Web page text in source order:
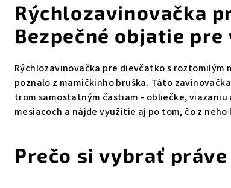
Rýchlozavinovačka
Bezpečné objatie pre
Rýchlozavinovačka pre dievčatko s
poznalo z mamičkinho bruška. Táto
trom samostatným častiam - obliečke,
mesiacoch a nájde využitie aj po tom, čo z
Prečo si vybrať